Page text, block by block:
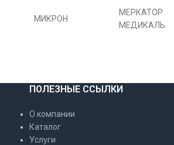
МИКРОН
МЕРКАТОР
МЕДИКАЛЬ
ПОЛЕЗНЫЕ ССЫЛКИ
О компании
Каталог
Услуги